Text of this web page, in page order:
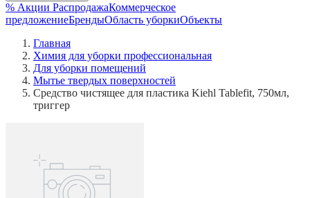
% Акции РаспродажаКоммерческое
предложениеБрендыОбласть уборкиОбъекты
Главная
Химия для уборки профессиональная
Для уборки помещений
Мытье твердых поверхностей
Средство чистящее для пластика Kiehl Tablefit, 750мл,
триггер